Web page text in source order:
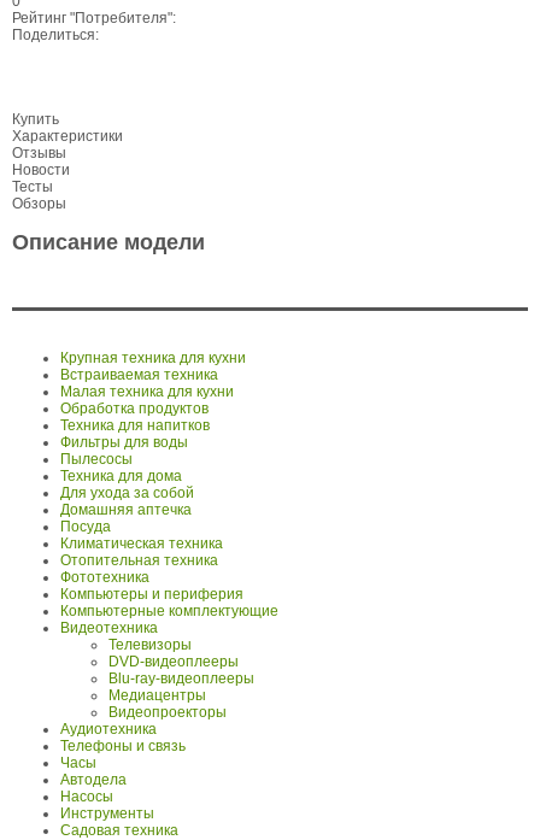
Рейтинг "Потребителя":
Поделиться:
Купить
Характеристики
Отзывы
Новости
Тесты
Обзоры
Описание модели
Крупная техника для кухни
Встраиваемая техника
Малая техника для кухни
Обработка продуктов
Техника для напитков
Фильтры для воды
Пылесосы
Техника для дома
Для ухода за собой
Домашняя аптечка
Посуда
Климатическая техника
Отопительная техника
Фототехника
Компьютеры и периферия
Компьютерные комплектующие
Видеотехника
Телевизоры
DVD-видеоплееры
Blu-ray-видеоплееры
Медиацентры
Видеопроекторы
Аудиотехника
Телефоны и связь
Часы
Автодела
Насосы
Инструменты
Садовая техника